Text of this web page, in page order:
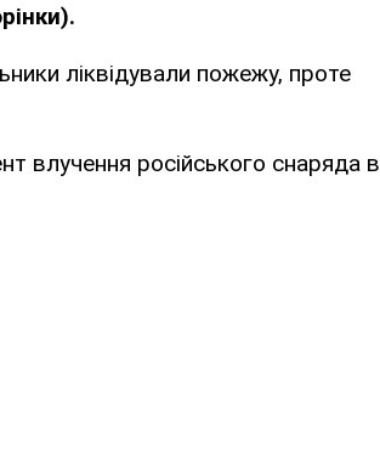
ліквідували пожежу, проте
влучення російського снаряда в